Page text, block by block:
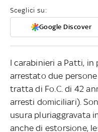
Sceglici su:
Google Discover
I carabinieri a Patti, in
arrestato due
tratta di Fo.C. di 42
arresti domiciliari).
usura pluriaggravata
anche di estorsione,